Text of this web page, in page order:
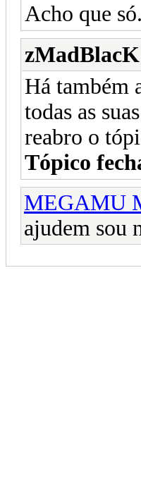
Acho que
zMadBlacK
Há também
todas as
reabro o
Tópico
MEGAMU
ajudem sou